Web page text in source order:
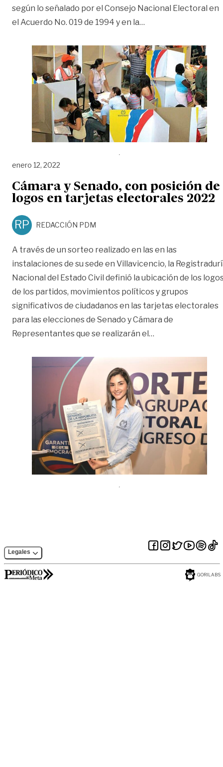
según lo señalado por el Consejo Nacional Electoral en
el Acuerdo No. 019 de 1994 y en la…
enero 12, 2022
Cámara y Senado, con posición de
logos en tarjetas electorales 2022
RP REDACCIÓN PDM
A través de un sorteo realizado en las en las
instalaciones de su sede en Villavicencio, la
Nacional del Estado Civil definió la ubicación de los
de los partidos, movimientos políticos y grupos
significativos de ciudadanos en las tarjetas electorales
para las elecciones de Senado y Cámara de
Representantes que se realizarán el…
Legales
GORILABS